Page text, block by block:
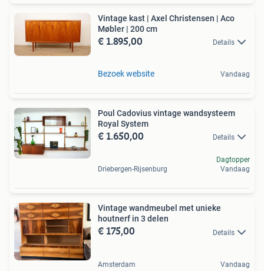
Vintage kast | Axel Christensen | Aco
Møbler | 200 cm
€ 1.895,00 Details
Bezoek website Vandaag
Poul Cadovius vintage wandsysteem
Royal System
€ 1.650,00 Details
Driebergen-Rijsenburg
Dagtopper
Vandaag
Vintage wandmeubel met unieke
houtnerf in 3 delen
€ 175,00 Details
Amsterdam Vandaag